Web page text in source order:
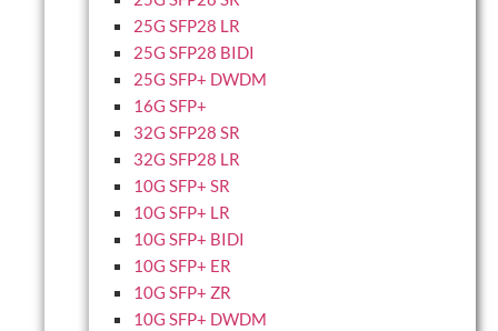
25G SFP28 LR
25G SFP28 BIDI
25G SFP+ DWDM
16G SFP+
32G SFP28 SR
32G SFP28 LR
10G SFP+ SR
10G SFP+ LR
10G SFP+ BIDI
10G SFP+ ER
10G SFP+ ZR
10G SFP+ DWDM